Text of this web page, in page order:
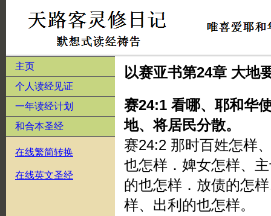
主页
个人读经见证
一年读经计划
和合本圣经
在线繁简转换
在线英文圣经
以赛亚书第24章 大地
赛24:1 看哪、耶和华
地、将居民分散。
赛24:2 那时百姓怎样
也怎样．婢女怎样、
的也怎样．放债的怎
样、出利的也怎样。